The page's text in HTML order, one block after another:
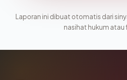
Laporan ini dibuat otomatis dari
nasihat hukum atau